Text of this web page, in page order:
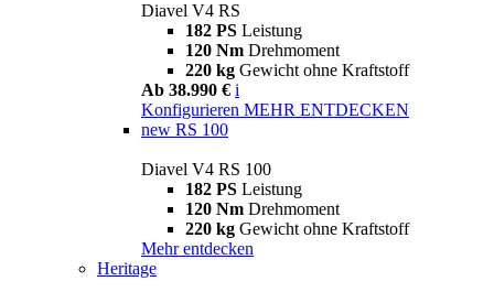
Diavel V4 RS
182 PS Leistung
120 Nm Drehmoment
220 kg Gewicht ohne Kraftstoff
Ab 38.990 € i
Konfigurieren MEHR ENTDECKEN
new RS 100
Diavel V4 RS 100
182 PS Leistung
120 Nm Drehmoment
220 kg Gewicht ohne Kraftstoff
Mehr entdecken
Heritage